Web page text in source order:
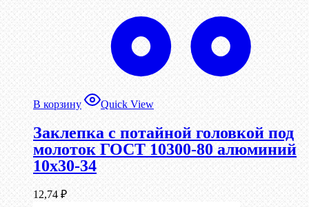
В корзину Quick View
Заклепка с потайной головкой под
молоток ГОСТ 10300-80 алюминий
10х30-34
12,74 ₽